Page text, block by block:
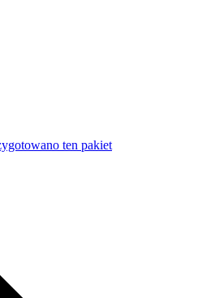
ten pakiet